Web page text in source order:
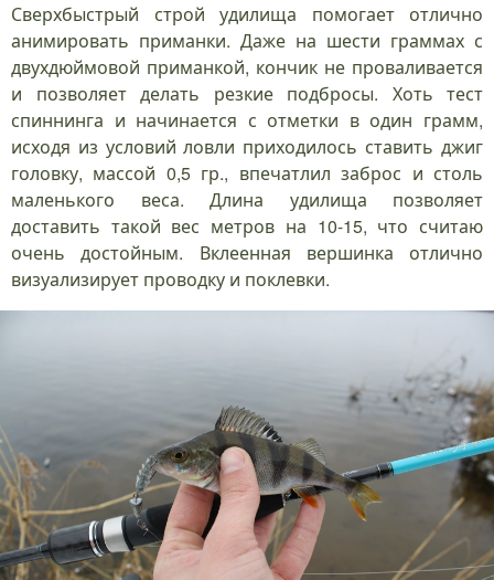
Сверхбыстрый строй удилища помогает отлично
анимировать приманки. Даже на шести граммах с
двухдюймовой приманкой, кончик не проваливается
и позволяет делать резкие подбросы. Хоть тест
спиннинга и начинается с отметки в один грамм,
исходя из условий ловли приходилось ставить джиг
головку, массой 0,5 гр., впечатлил заброс и столь
маленького веса. Длина удилища позволяет
доставить такой вес метров на 10-15, что считаю
очень достойным. Вклеенная вершинка отлично
визуализирует проводку и поклевки.